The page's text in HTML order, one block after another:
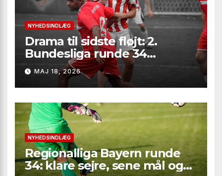
NYHEDSINDLÆG
Drama til sidste fløjt: 2.
Bundesliga runde 34
leverede seksmålsthriller,
målfest i Bielefeld og
afgørelser på marginalerne
MAJ 18, 2026
NYHEDSINDLÆG
Regionalliga Bayern runde
34: klare sejre, sene mål og